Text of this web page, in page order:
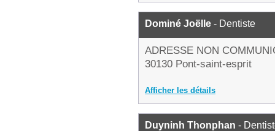
Dominé Joëlle - Dentiste
ADRESSE NON
30130 Pont-saint-esprit
Afficher les détails
Duyninh Thonphan -